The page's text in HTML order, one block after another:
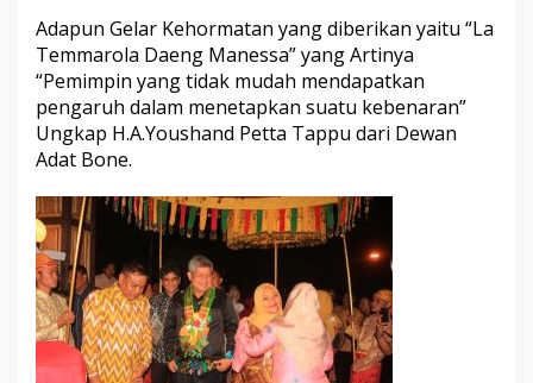
Adapun Gelar Kehormatan yang diberikan yaitu “La
Temmarola Daeng Manessa” yang Artinya
“Pemimpin yang tidak mudah mendapatkan
pengaruh dalam menetapkan suatu kebenaran”
Ungkap H.A.Youshand Petta Tappu dari Dewan
Adat Bone.